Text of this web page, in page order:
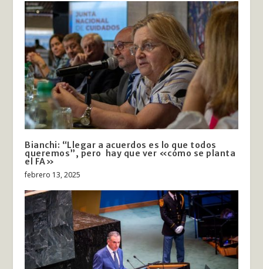
Bianchi: “Llegar a acuerdos es lo que todos
queremos”, pero hay que ver «cómo se planta
el FA»
febrero 13, 2025